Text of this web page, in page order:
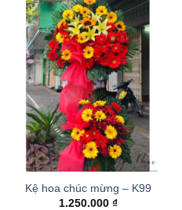
Kệ hoa chúc mừng – K99
1.250.000 ₫